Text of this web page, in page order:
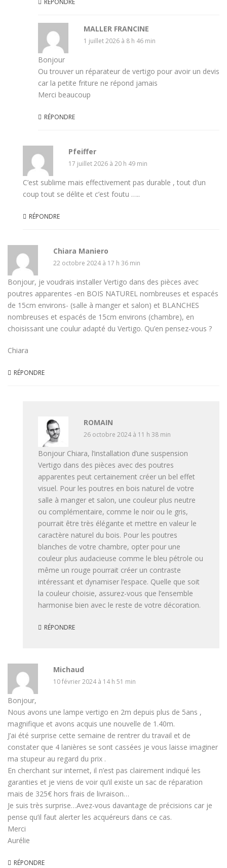
RÉPONDRE
MALLER FRANCINE
1 juillet 2026 à 8 h 46 min
Bonjour
Ou trouver un réparateur de vertigo pour avoir un devis
car la petite friture ne répond jamais
Merci beaucoup
RÉPONDRE
Pfeiffer
17 juillet 2026 à 20 h 49 min
C’est sublime mais effectivement pas durable , tout d’un
coup tout se délite et c’est foutu …..
RÉPONDRE
Chiara Maniero
22 octobre 2024 à 17 h 36 min
Bonjour, je voudrais installer Vertigo dans des pièces avec
poutres apparentes -en BOIS NATUREL nombreuses et espacés
de 15cm environs- (salle à manger et salon) et BLANCHES
nombreuses et espacés de 15cm environs (chambre), en
choisissant une coulur adapté du Vertigo. Qu’en pensez-vous ?
Chiara
RÉPONDRE
ROMAIN
26 octobre 2024 à 11 h 38 min
Bonjour Chiara, l’installation d’une suspension
Vertigo dans des pièces avec des poutres
apparentes peut certainement créer un bel effet
visuel. Pour les poutres en bois naturel de votre
salle à manger et salon, une couleur plus neutre
ou complémentaire, comme le noir ou le gris,
pourrait être très élégante et mettre en valeur le
caractère naturel du bois. Pour les poutres
blanches de votre chambre, opter pour une
couleur plus audacieuse comme le bleu pétrole ou
même un rouge pourrait créer un contraste
intéressant et dynamiser l’espace. Quelle que soit
la couleur choisie, assurez-vous que l’ensemble
harmonise bien avec le reste de votre décoration.
RÉPONDRE
Michaud
10 février 2024 à 14 h 51 min
Bonjour,
Nous avons une lampe vertigo en 2m depuis plus de 5ans ,
magnifique et avons acquis une nouvelle de 1.40m.
J’ai été surprise cette semaine de rentrer du travail et de
constater que 4 lanières se sont cassées je vous laisse imaginer
ma stupeur au regard du prix .
En cherchant sur internet, il n’est pas clairement indiqué les
garanties et je viens de voir qu’il existe un sac de réparation
mais de 325€ hors frais de livraison…
Je suis très surprise…Avez-vous davantage de précisions car je
pense qu’il faut alerter les acquéreurs dans ce cas.
Merci
Aurélie
RÉPONDRE